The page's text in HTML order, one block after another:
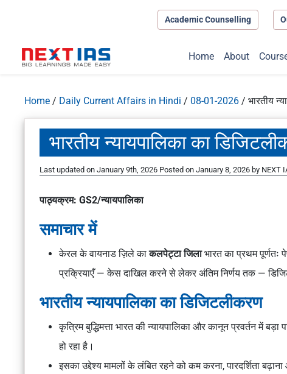
Academic Counselling
Home About
Home / Daily Current Affairs in Hindi / 08-01-2026 / भारतीय
भारतीय न्यायपालिका का
Last updated on January 9th, 2026 Posted on January 8, 2026 by NEXT
पाठ्यक्रम: GS2/न्यायपालिका
समाचार में
केरल के वायनाड ज़िले काकलपेट्टा जिलाभारत का प्रथम पूर्णतः
प्रक्रियाएँ — केस दाखिल करने से लेकर अंतिम निर्णय तक —
भारतीय न्यायपालिका का डिजिटलीकरण
कृत्रिम बुद्धिमत्ता भारत की न्यायपालिका और कानून प्रवर्तन में बड़ा
हो रहा है।
इसका उद्देश्य मामलों के लंबित रहने को कम करना, पारदर्शिता